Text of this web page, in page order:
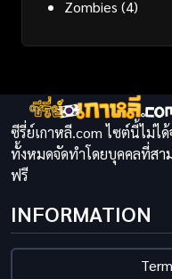
Zombies (4)
ซีรี่ย์เกาหลี.com ไซต์นี้ไม่ไ
ทั้งหมดจัดทำโดยบุคคลที่สา
ฟรี
INFORMATION